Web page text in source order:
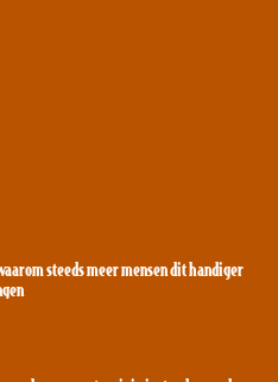
steeds meer mensen dit handiger